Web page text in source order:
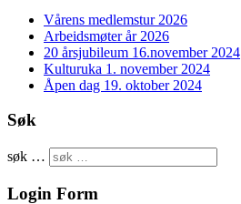
Vårens medlemstur 2026
Arbeidsmøter år 2026
20 årsjubileum 16.november 2024
Kulturuka 1. november 2024
Åpen dag 19. oktober 2024
Søk
søk …
Login Form